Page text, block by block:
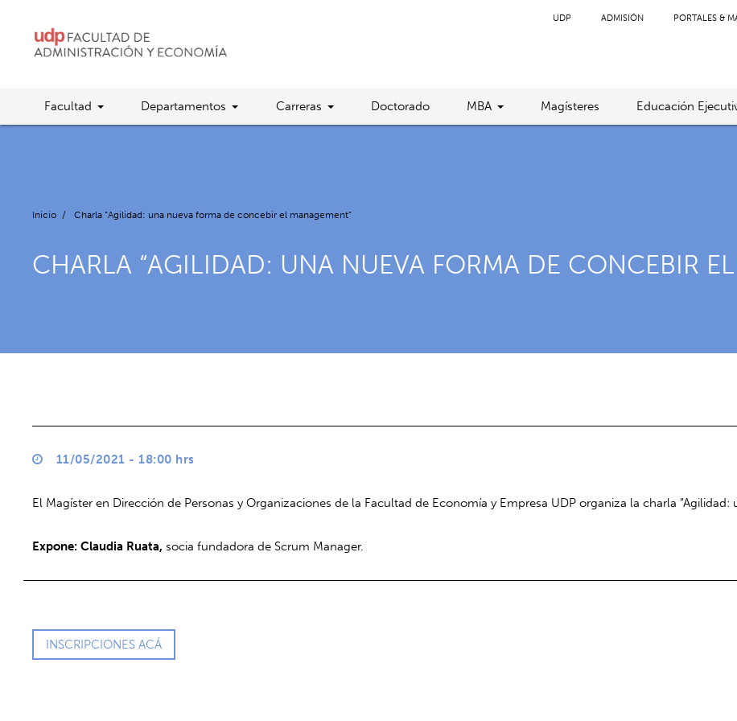
UDP ADMISIÓN PORTALES &
Facultad Departamentos Carreras Doctorado MBA Magísteres Educación
Inicio / Charla “Agilidad: una nueva forma de concebir el management”
CHARLA “AGILIDAD: UNA NUEVA FORMA DE CONCEBIR
11/05/2021 - 18:00 hrs
El Magíster en Dirección de Personas y Organizaciones de la Facultad de Economía y Empresa UDP organiza la charla
Expone: Claudia Ruata, socia fundadora de Scrum Manager.
INSCRIPCIONES ACÁ